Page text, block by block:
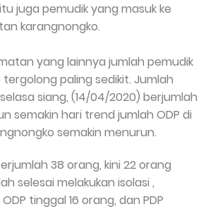
juga pemudik yang masuk ke
karangnongko.
yang lainnya jumlah pemudik
paling sedikit. Jumlah
siang, (14/04/2020) berjumlah
semakin hari trend jumlah ODP di
semakin menurun.
38 orang, kini 22 orang
selesai melakukan isolasi ,
tinggal 16 orang, dan PDP